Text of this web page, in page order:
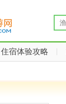
住宿体验攻略